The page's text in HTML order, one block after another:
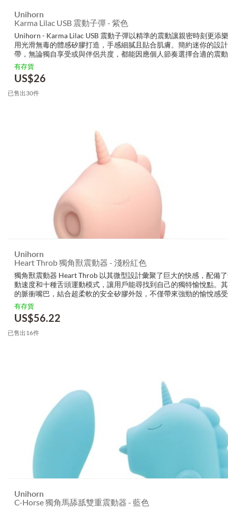
Unihorn
Karma Lilac USB 震動子彈 - 紫色
Unihorn - Karma Lilac USB 震動子彈以精準的震動讓親密時刻更添
用光滑無毒的體感矽膠打造，手感細膩且貼合肌膚。簡約迷你的設
帶，無論獨自享受或與伴侶共度，都能因應個人節奏選擇合適的震
輕聲細語般的靜音功能讓您全心投入，疲勞不再困擾。 為什麼大家
有存貨
US$26
已售出30件
Unihorn
Heart Throb 獨角獸震動器 - 淺粉紅色
獨角獸震動器 Heart Throb 以其微型設計彙聚了巨大的快感，配備
動速度和十種舌頭運動模式，讓用戶能尋找到自己的獨特愉悅點。
的脈衝嘴巴，結合超柔軟的安全矽膠外殼，不僅帶來強勁的愉悅感
在水中使用，隨附的 USB 充電器亦方便您在任何地點享受這段魔幻
為什...
有存貨
US$56.22
已售出16件
Unihorn
C-Horse 獨角馬舔舐雙重震動器 - 藍色